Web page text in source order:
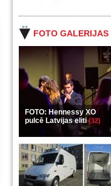
FOTO GALERIJAS
FOTO: Hennessy XO
pulcē Latvijas eliti(32)